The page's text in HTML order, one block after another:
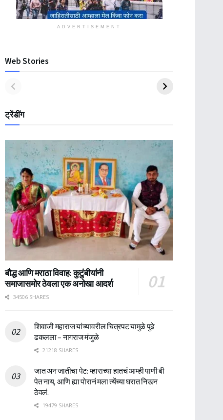
ADVERTISEMENT
Web Stories
ट्रेंडींग
बौद्ध आणि मराठा विवाह: कुटुंबीयांनी
समाजासमोर ठेवला एक अनोखा आदर्श
34506 SHARES
शिवाजी महाराज यांच्यावरील चित्रपट यामुळे पुढे
ढकलला – नागराज मंजुळे
21218 SHARES
जात अन जातीचा पेट: म्हाराच्या हातचं आम्ही पाणी बी
पेत नाय, आणि ह्या पोरानं मला त्येंच्या घरात निऊन
ठेवलं.
19479 SHARES